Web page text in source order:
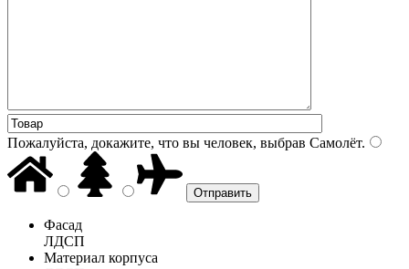
Пожалуйста, докажите, что вы человек, выбрав Самолёт.
Фасад
ЛДСП
Материал корпуса